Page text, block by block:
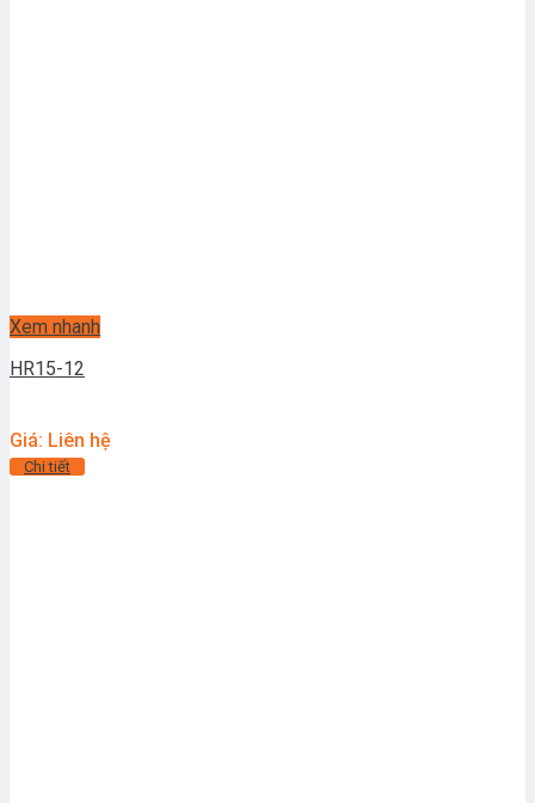
Xem nhanh
HR15-12
Giá: Liên hệ
Chi tiết